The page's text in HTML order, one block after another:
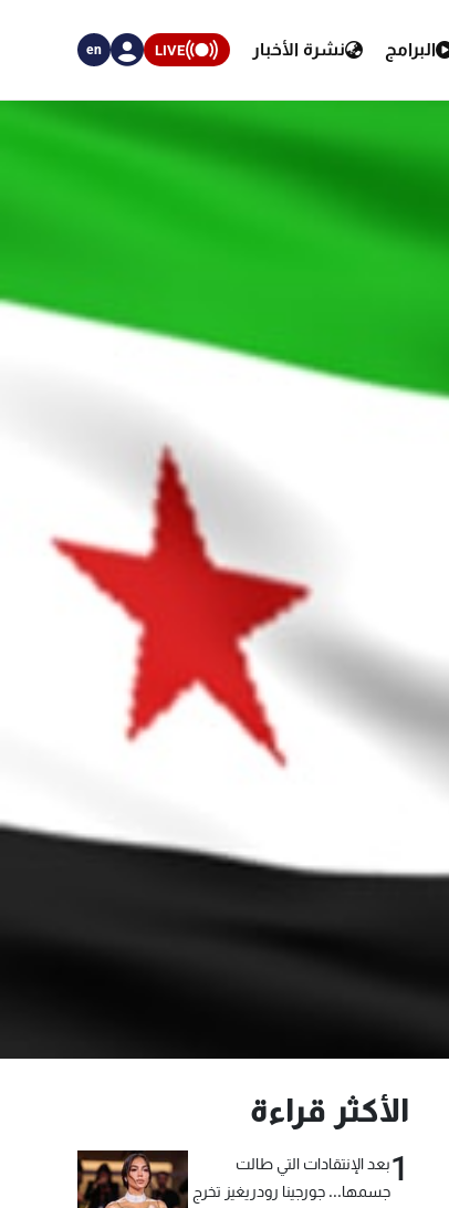
البرامج نشرة الأخبار LIVE
en
الأكثر قراءة
1بعد الإنتقادات التي طالت
جسمها... جورجينا رودريغيز تخرج